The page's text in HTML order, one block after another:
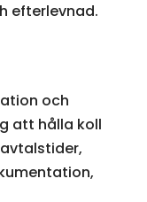
efterlevnad.
och
att hålla koll